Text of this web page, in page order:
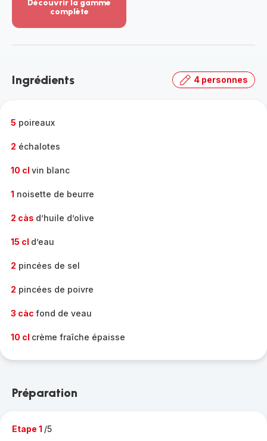
Découvrir la gamme
complète
-
gamme
Ingrédients 4 personnes
5 poireaux
2 échalotes
10 cl vin blanc
1 noisette de beurre
2 càs d’huile d’olive
15 cl d’eau
2 pincées de sel
2 pincées de poivre
3 càc fond de veau
10 cl crème fraîche épaisse
Préparation
Etape 1 /5